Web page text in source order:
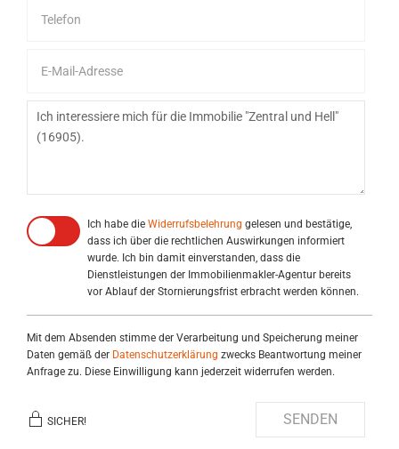
Ich habe die Widerrufsbelehrung gelesen und bestätige,
dass ich über die rechtlichen Auswirkungen informiert
wurde. Ich bin damit einverstanden, dass die
Dienstleistungen der Immobilienmakler-Agentur bereits
vor Ablauf der Stornierungsfrist erbracht werden können.
Mit dem Absenden stimme der Verarbeitung und Speicherung meiner
Daten gemäß der Datenschutzerklärung zwecks Beantwortung meiner
Anfrage zu. Diese Einwilligung kann jederzeit widerrufen werden.
SICHER! SENDEN